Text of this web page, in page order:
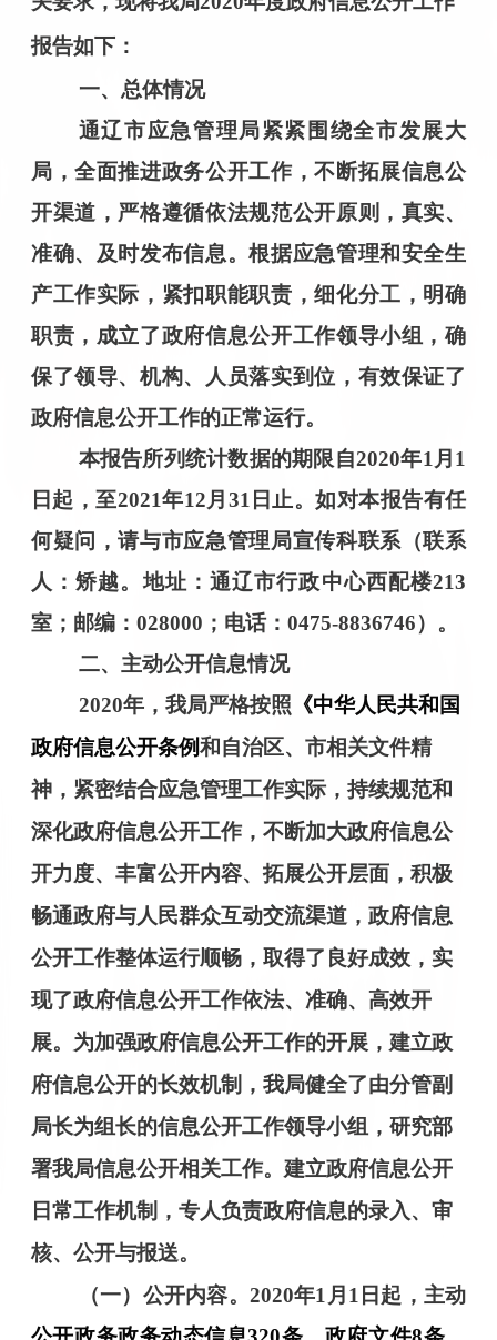
报告如下：
一、总体情况
通辽市应急管理局紧紧围绕全市发展大
局，全面推进政务公开工作，不断拓展信息公
开渠道，严格遵循依法规范公开原则，真实、
准确、及时发布信息。根据应急管理和安全生
产工作实际，紧扣职能职责，细化分工，明确
职责，成立了政府信息公开工作领导小组，确
保了领导、机构、人员落实到位，有效保证了
政府信息公开工作的正常运行。
本报告所列统计数据的期限自2020年1 月 1
日起，至2021年12月31日止。如对本报告有任
何疑问，请与市应急管理局宣传科联系（联系
人：矫越。地址：通辽市行政中心西配楼213
室；邮编： 028000；电话：0475-8836746）。
二、主动公开信息情况
2020年，我局严格按照 《中华人民共和国
政府信息公开条例和自治区、市相关文件精
神，紧密结合应急管理工作实际，持续规范和
深化政府信息公开工作，不断加大政府信息公
开力度、丰富公开内容、拓展公开层面，积极
畅通政府与人民群众互动交流渠道，政府信息
公开工作整体运行顺畅，取得了良好成效，实
现了政府信息公开工作依法、准确、高效开
展。为加强政府信息公开工作的开展，建立政
府信息公开的长效机制，我局健全了由分管副
局长为组长的信息公开工作领导小组，研究部
署我局信息公开相关工作。建立政府信息公开
日常工作机制，专人负责政府信息的录入、审
核、公开与报送。
（一）公开内容。 2020年1 月 1 日 起 ，主动